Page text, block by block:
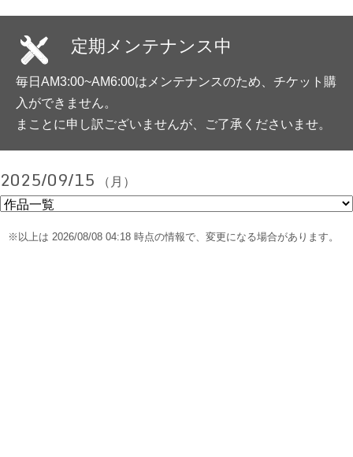
定期メンテナンス中
毎日AM3:00~AM6:00はメンテナンスのため、チケット購
入ができません。
まことに申し訳ございませんが、ご了承くださいませ。
2025/09/15 （月）
※以上は 2026/08/08 04:18 時点の情報で、変更になる場合があります。